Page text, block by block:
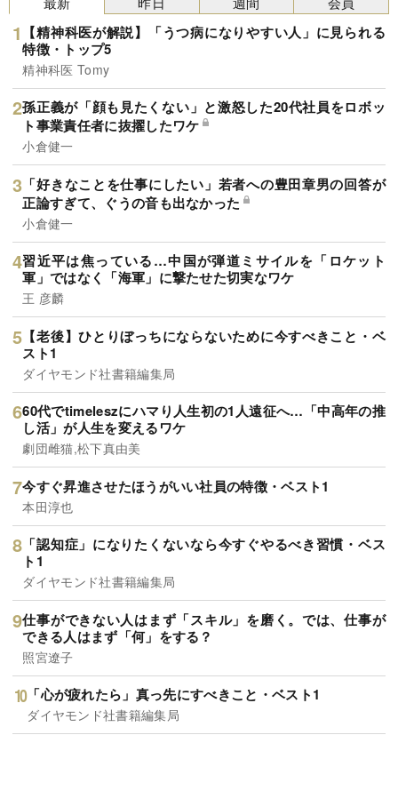
【精神科医が解説】「うつ病になりやすい人」に見られる
特徴・トップ5
精神科医 Tomy
孫正義が「顔も見たくない」と激怒した20代社員をロボッ
ト事業責任者に抜擢したワケ
小倉健一
「好きなことを仕事にしたい」若者への豊田章男の回答が
正論すぎて、ぐうの音も出なかった
小倉健一
習近平は焦っている…中国が弾道ミサイルを「ロケット
軍」ではなく「海軍」に撃たせた切実なワケ
王 彦麟
【老後】ひとりぼっちにならないために今すべきこと・ベ
スト1
ダイヤモンド社書籍編集局
60代でtimeleszにハマり人生初の1人遠征へ…「中高年の推
し活」が人生を変えるワケ
劇団雌猫,松下真由美
今すぐ昇進させたほうがいい社員の特徴・ベスト1
本田淳也
「認知症」になりたくないなら今すぐやるべき習慣・ベス
ト1
ダイヤモンド社書籍編集局
仕事ができない人はまず「スキル」を磨く。では、仕事が
できる人はまず「何」をする？
照宮遼子
「心が疲れたら」真っ先にすべきこと・ベスト1
ダイヤモンド社書籍編集局